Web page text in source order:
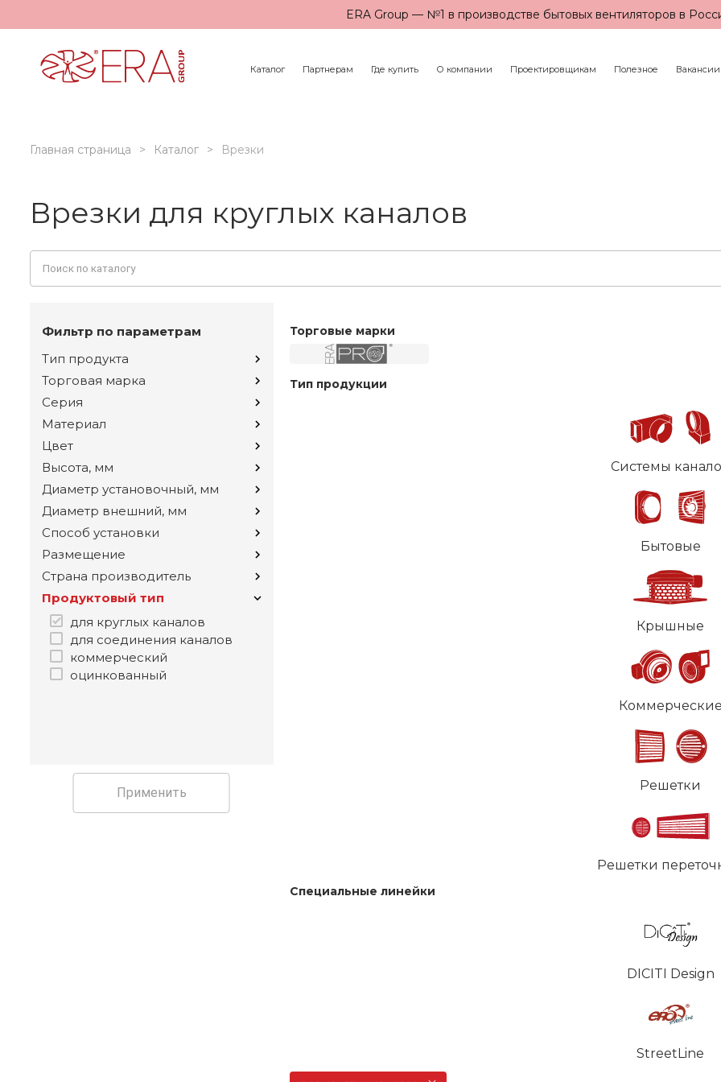
ERA Group — №1 в производстве бытовых вентиляторов в
Каталог Партнерам Где купить О компании Проектировщикам Полезное Вакансии
Главная страница Каталог Врезки
Врезки для круглых каналов
Фильтр по параметрам
Тип продукта
Торговая марка
Серия
Материал
Цвет
Высота, мм
Диаметр установочный, мм
Диаметр внешний, мм
Способ установки
Размещение
Страна производитель
Продуктовый тип
для круглых каналов
для соединения каналов
коммерческий
оцинкованный
Применить
Торговые марки
Тип продукции
Системы
Бытовые
Крышные
Решетки
Решетки
Специальные линейки
DICITI Design
StreetLine